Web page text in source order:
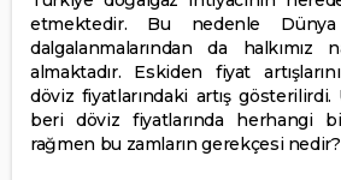
etmektedir. Bu nedenle
dalgalanmalarından da halkımız
almaktadır. Eskiden fiyat
döviz fiyatlarındaki artış
beri döviz fiyatlarında herhangi
rağmen bu zamların gerekçesi nedir?